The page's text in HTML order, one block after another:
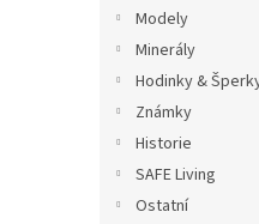
Modely
Minerály
Hodinky &
Známky
Historie
SAFE Living
Ostatní